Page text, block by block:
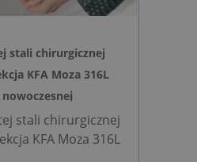
stali chirurgicznej
KFA Moza 316L
stali chirurgicznej
KFA Moza 316L